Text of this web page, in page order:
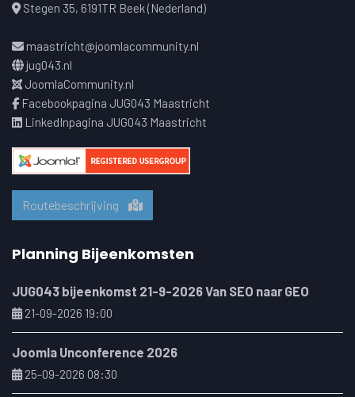
Stegen 35, 6191TR Beek (Nederland)
maastricht@joomlacommunity.nl
jug043.nl
JoomlaCommunity.nl
Facebookpagina JUG043 Maastricht
LinkedInpagina JUG043 Maastricht
Routebeschrijving
Planning Bijeenkomsten
JUG043 bijeenkomst 21-9-2026 Van SEO naar GEO
21-09-2026 19:00
Joomla Unconference 2026
25-09-2026 08:30